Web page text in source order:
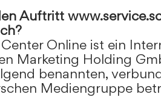
Auftritt
Center Online ist ein
Marketing Holding
benannten,
Mediengruppe